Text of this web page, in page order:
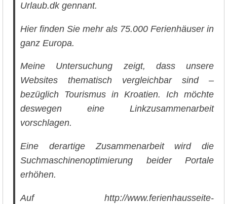
Urlaub.dk gennant.
Hier finden Sie mehr als 75.000 Ferienhäuser in
ganz Europa.
Meine Untersuchung zeigt, dass unsere
Websites thematisch vergleichbar sind –
bezüglich Tourismus in Kroatien. Ich möchte
deswegen eine Linkzusammenarbeit
vorschlagen.
Eine derartige Zusammenarbeit wird die
Suchmaschinenoptimierung beider Portale
erhöhen.
Auf http://www.ferienhausseite-